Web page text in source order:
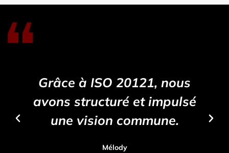
Grâce à ISO 20121, nous
avons structuré et impulsé
une vision commune.
Mélody